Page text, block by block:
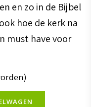
en zo in de Bijbel
hoe de kerk na
must have voor